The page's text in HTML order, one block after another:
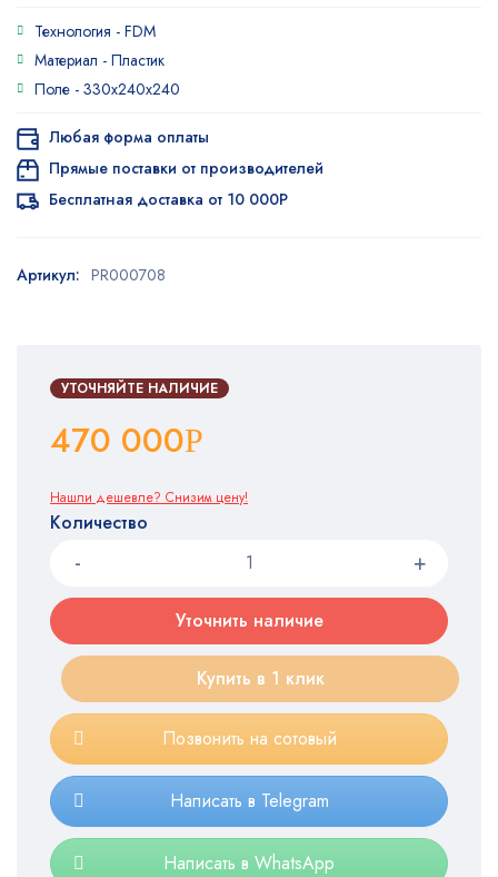
Технология - FDM
Материал - Пластик
Поле - 330x240x240
УТОЧНЯЙТЕ НАЛИЧИЕ
470 000Р
Нашли дешевле? Снизим цену!
Количество
Уточнить наличие
Купить в 1 клик
Позвонить на сотовый
Написать в Telegram
Написать в WhatsApp
Любая форма оплаты
Прямые поставки от производителей
Бесплатная доставка от 10 000Р
Артикул: PR000708